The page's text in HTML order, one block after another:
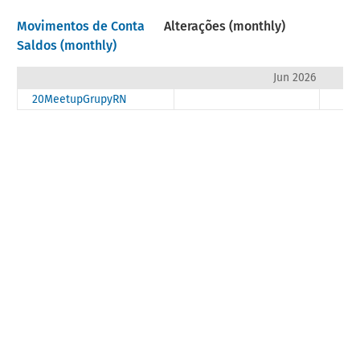
Movimentos de Conta
Alterações (monthly)
Saldos (monthly)
Jun 2026
20MeetupGrupyRN